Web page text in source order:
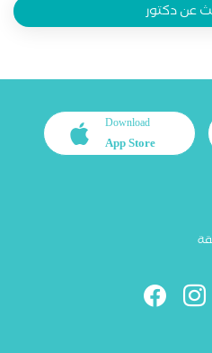
عن دكتور
Download
App Store